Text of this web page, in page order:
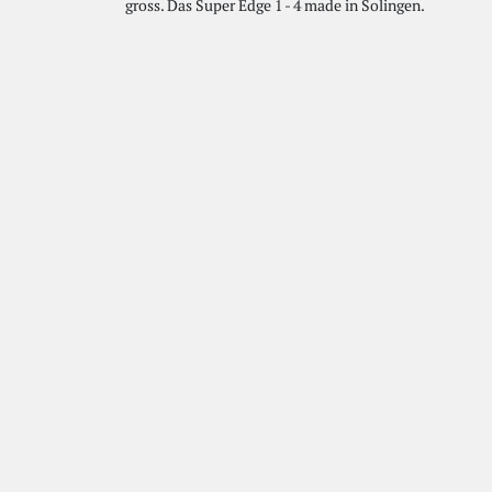
gross. Das Super Edge 1 - 4 made in Solingen.